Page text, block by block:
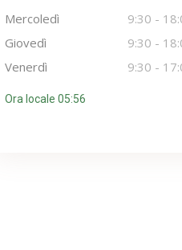
Mercoledì
9:30 -
Giovedì
9:30 -
Venerdì
9:30 -
Ora locale 05:56